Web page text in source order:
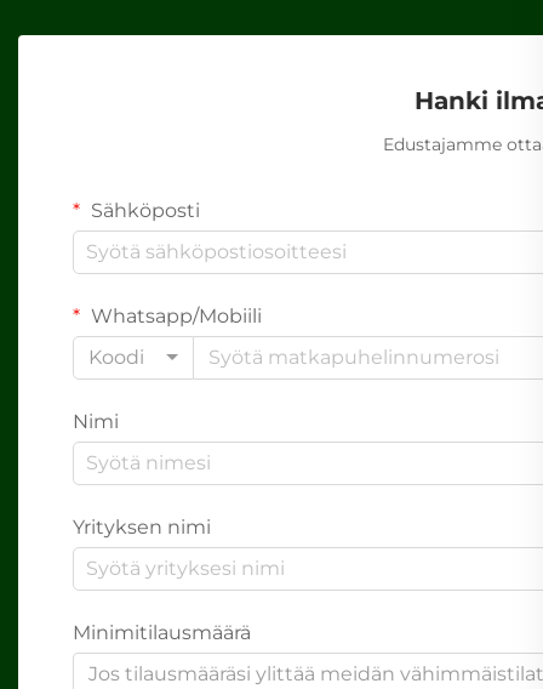
Hanki
Edustajamme
Sähköposti
Whatsapp/Mobiili
Koodi
Nimi
Yrityksen nimi
Minimitilausmäärä
Jos tilausmääräsi ylittää meidän